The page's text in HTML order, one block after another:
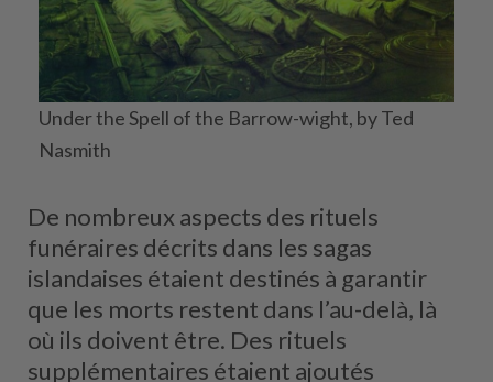
Under the Spell of the Barrow-wight, by Ted
Nasmith
De nombreux aspects des rituels
funéraires décrits dans les sagas
islandaises étaient destinés à garantir
que les morts restent dans l’au-delà, là
où ils doivent être. Des rituels
supplémentaires étaient ajoutés